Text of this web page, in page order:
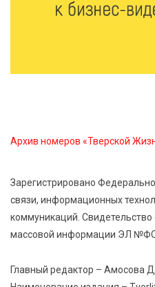
7 Авг 2026 09:02 191
От зарядки до ПДД: как в
В Твери прошла акция
ребенка видимым для
Водителям региона
перевозки детей в машине
Архив номеров «Тверской
Зарегистрировано
связи, информационных
коммуникаций. Свидетельство
массовой информации ЭЛ
Главный редактор – Амосова